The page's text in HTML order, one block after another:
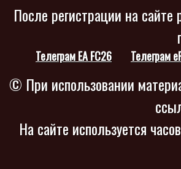
После регистрации на сайте
Телеграм EA FC26 Телеграм
© При использовании
На сайте используется